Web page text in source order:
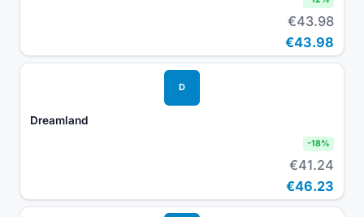
€43.98
€43.98
D
Dreamland
-18%
€41.24
€46.23